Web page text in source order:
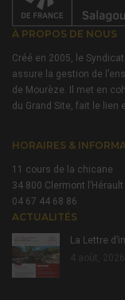
À PROPOS DE NOUS
Créé en 2005, le
assure la gestion de
de Mourèze. Il met en
du Grand Site, fait le lien
HORAIRES &
11 cours de la chicane
34 800 Clermont l’Hérault
04 67 44 68 86
ACTUALITÉS
La Lettre